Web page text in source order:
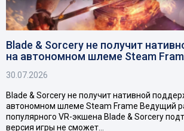
Blade & Sorcery не получит
на автономном шлеме Steam
30.07.2026
Blade & Sorcery не получит нативной
автономном шлеме Steam Frame Ведущий
популярного VR-экшена Blade & Sorcery
версия игры не сможет…